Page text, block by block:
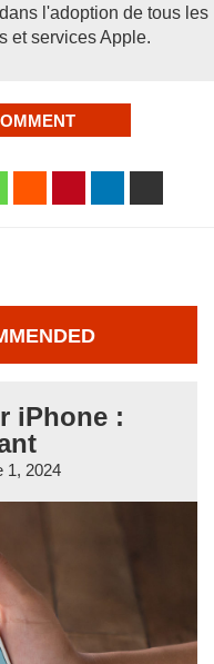
l'adoption de tous les
et services Apple.
iPhone :
1, 2024